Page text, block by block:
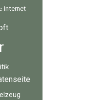
Internet